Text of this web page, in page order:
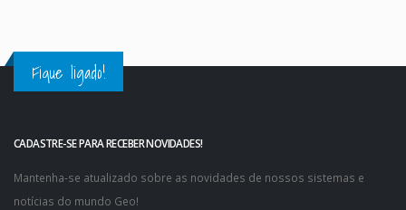
Fique ligado!
CADASTRE-SE PARA RECEBER NOVIDADES!
Mantenha-se atualizado sobre as novidades de nossos sistemas e
notícias do mundo Geo!